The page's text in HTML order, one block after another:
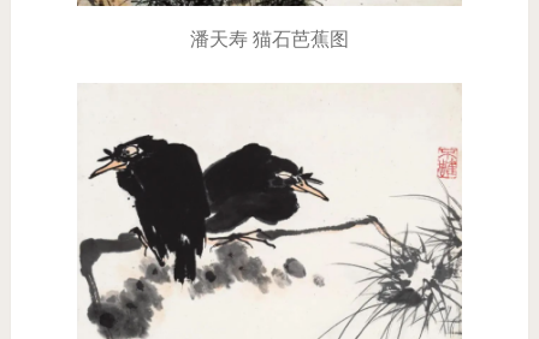
潘天寿 猫石芭蕉图